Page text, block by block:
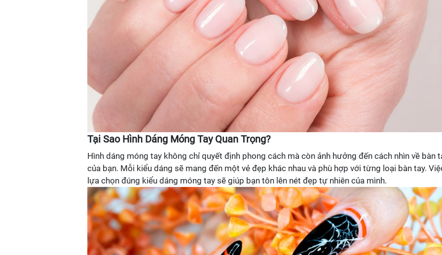
Tại Sao Hình Dáng Móng Tay Quan Trọng?
Hình dáng móng tay không chỉ quyết định phong cách mà còn ảnh hưởng đến cách nhìn về bàn
của bạn. Mỗi kiểu dáng sẽ mang đến một vẻ đẹp khác nhau và phù hợp với từng loại bàn tay.
lựa chọn đúng kiểu dáng móng tay sẽ giúp bạn tôn lên nét đẹp tự nhiên của mình.